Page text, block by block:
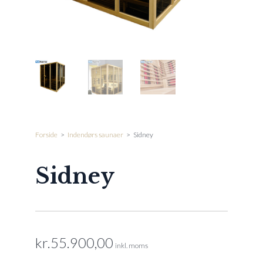
Forside > Indendørs saunaer > Sidney
Sidney
kr. 55.900,00 inkl. moms